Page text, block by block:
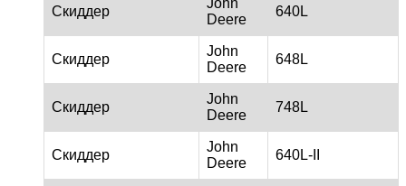
Скиддер
John
Deere
640L
Скиддер
John
Deere
648L
Скиддер
John
Deere
748L
Скиддер
John
Deere
640L-II